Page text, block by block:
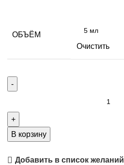
ОБЪЁМ
Очистить
В корзину
Добавить в список желаний